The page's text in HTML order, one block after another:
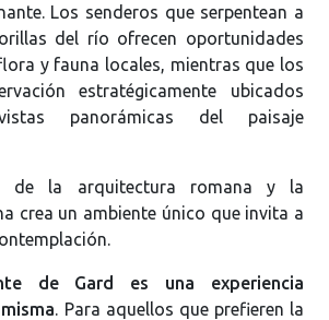
Los senderos que serpentean a
del río ofrecen oportunidades
y fauna locales, mientras que los
estratégicamente ubicados
panorámicas del paisaje
de la arquitectura romana y la
crea un ambiente único que invita a
de Gard es una experiencia
. Para aquellos que prefieren la